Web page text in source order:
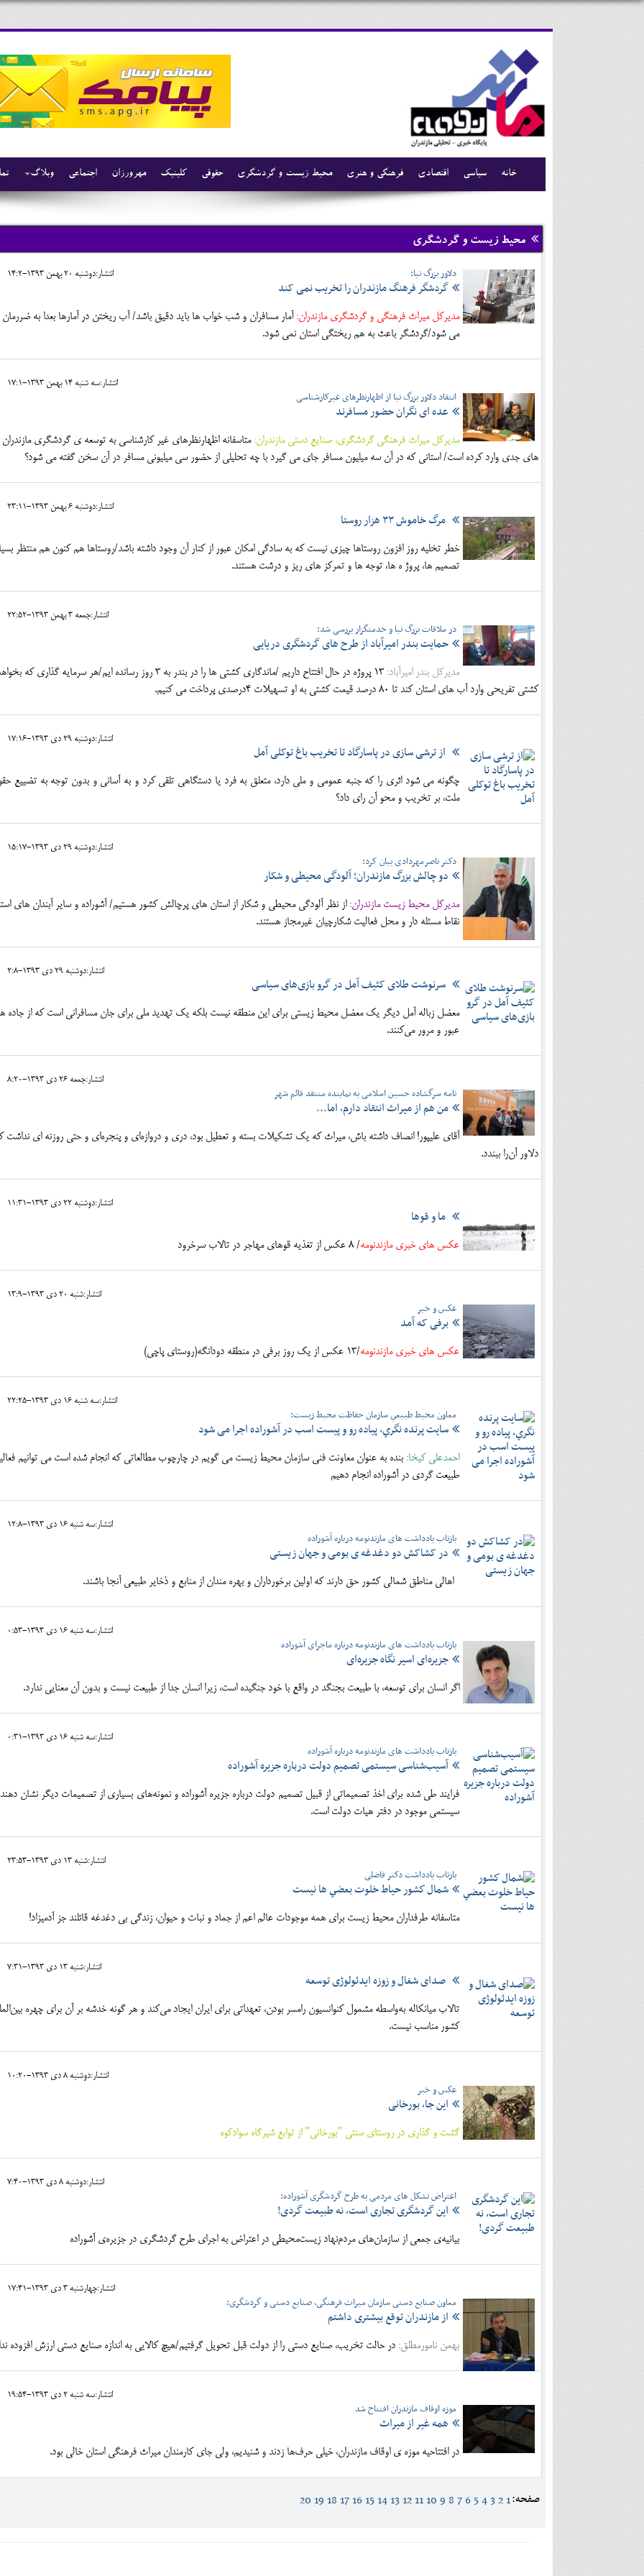
وبلاگ اجتماعی مهرورزان کلینیک حقوقی محیط زیست و گردشگری فرهنگی و هنری اقتصادی سیاسی خانه
محیط زیست و گردشگری
انتشار:دوشنبه 20 بهمن 1393-14:2 دلاور بزرگ نیا:
گردشگر فرهنگ مازندران را تخریب نمی کند
مدیرکل میراث فرهنگی و گردشگری مازندران: آمار مسافران و شب خواب ها باید دقیق باشد/ آب ریختن در آمارها بعدا به ضررمان
می شود/گردشگر باعث به هم ریختگی استان نمی شود.
انتشار:سه شنبه 14 بهمن 1393-17:1
انتقاد دلاور بزرگ نیا از اظهارنظرهای غیرکارشناسی
عده ای نگران حضور مسافرند
مدیرکل میراث فرهنگی گردشگری، صنایع دستی مازندران:متاسفانه اظهارنظرهای غیر کارشناسی به توسعه ی گردشگری
های جدی وارد کرده است/ استانی که در آن سه میلیون مسافر جای می گیرد با چه تحلیلی از حضور سی میلیونی مسافر در آن سخن گفته می شود؟
انتشار:دوشنبه 6 بهمن 1393-23:11
مرگ خاموش ۳۳ هزار روستا
خطر تخلیه روز افزون روستاها چیزی نیست که به سادگی امکان عبور از کنار آن وجود داشته باشد/روستاها هم کنون هم منتظر
تصمیم ها، پرو‌ژ ه ها، توجه ها و تمرکز های ریز و درشت هستند.
انتشار:جمعه 3 بهمن 1393-22:52
در ملاقات بزرگ نیا و خدمتگزار بررسی شد:
حمایت بندر امیرآباد از طرح های گردشگری دریایی
مدیرکل بندر امیرآباد:
13 پروژه در حال افتتاح داریم /ماندگاری کشتی ها را در بندر به 3 روز رسانده ایم/هر سرمایه گذاری که
کشتی تفریحی وارد آب های استان کند تا 80 درصد قیمت کشتی به او تسهیلات 4درصدی پرداخت می کنیم.
انتشار:دوشنبه 29 دی 1393-17:16
از ترشی سازی در پاسارگاد تا تخریب باغ توکلی آمل
چگونه می شود اثری را که جنبه عمومی و ملی دارد، متعلق به فرد یا دستگاهی تلقی کرد و به آسانی و بدون توجه به تضییع
ملت، بر تخریب و محو آن رای داد؟
انتشار:دوشنبه 29 دی 1393-15:17
دکتر ناصرمهردادی بیان کرد:
دو چالش بزرگ مازندران؛ آلودگی محیطی و شکار
مدیرکل محیط زیست مازندران: از نظر آلودگی محیطی و شکار از استان های پرچالش کشور هستیم/ آشوراده و سایر آبندان های
نقاط مسئله دار و محل فعالیت شکارچیان غیرمجاز هستند.
انتشار:دوشنبه 29 دی 1393-2:8
سرنوشت طلای کثیف آمل در گرو بازی‌های سیاسی
معضل زباله آمل دیگر یک معضل محیط زیستی برای این منطقه نیست بلکه یک تهدید ملی برای جان مسافرانی است که از جاده
عبور و مرور می‌کنند.
انتشار:جمعه 26 دی 1393-8:20
نامه سرگشاده حسین اسلامی به نماینده منتقد قائم شهر
من هم از میراث انتقاد دارم، اما...
آقای علیپور! انصاف داشته باش، میراث که یک تشکیلات بسته و تعطیل بود، دری و دروازه‌ای و پنجره‌ای و حتی روزنه ای نداشت
دلاور آن‌را ببندد.
انتشار:دوشنبه 22 دی 1393-11:31
ما و قوها
عکس های خبری مازندنومه/ 8 عکس از تغذیه قوهای مهاجر در تالاب سرخرود
انتشار:شنبه 20 دی 1393-13:9
عکس و خبر
برفی که آمد
عکس های خبری مازندنومه/13 عکس از یک روز برفی در منطقه دودانگه(روستای پاچی)
انتشار:سه شنبه 16 دی 1393-22:25
معاون محيط طبيعي سازمان حفاظت محيط زيست:
سايت پرنده نگري، پياده رو و پيست اسب در آشوراده اجرا می شود
احمدعلی کیخا: بنده به عنوان معاونت فني سازمان محیط زیست مي گويم در چارچوب مطالعاتي كه انجام شده است مي توانيم
طبيعت گردي در آشوراده انجام دهيم
انتشار:سه شنبه 16 دی 1393-12:8
بازتاب یادداشت های مازندنومه درباره آشوراده
در کشاکش دو دغدغه ی بومی و جهان زیستی
اهالی مناطق شمالی کشور حق دارند که اولین برخورداران و بهره مندان از منابع و ذخایر طبیعی آنجا باشند.
انتشار:سه شنبه 16 دی 1393-0:53
بازتاب یادداشت های مازندنومه درباره ماجرای آشوراده
جزیره‌ای اسیر نگاه جزیره‌ای
اگر انسان برای توسعه، با طبیعت بجنگد در واقع با خود جنگیده است، زیرا انسان جدا از طبیعت نیست و بدون آن معنایی ندارد.
انتشار:سه شنبه 16 دی 1393-0:31
بازتاب یادداشت های مازندنومه درباره آشوراده
آسیب‌شناسی سیستمی تصمیم دولت درباره جزیره آشوراده
فرایند طی شده برای اخذ تصمیماتی از قبیل تصمیم دولت درباره جزیره آشوراده و نمونه‌های بسیاری از تصمیمات دیگر نشان
سیستمی موجود در دفتر هیات دولت است.
انتشار:شنبه 13 دی 1393-23:53
بازتاب یادداشت دکتر فاضلی
شمال كشور حياط خلوت بعضي ها نيست
متاسفانه طرفداران محيط زيست براي همه موجودات عالم اعم از جماد و نبات و حيوان، زندگي بي دغدغه قائلند جز آدميزاد!
انتشار:شنبه 13 دی 1393-7:31
صدای شغال و زوزه ایدئولوژی توسعه
تالاب میانکاله به‌واسطه مشمول کنوانسیون رامسر بودن، تعهداتی برای ایران ایجاد می‌کند و هر گونه خدشه بر آن برای چهره‌
کشور مناسب نیست.
انتشار:دوشنبه 8 دی 1393-10:20
عکس و خبر
این جا، بورخانی
گشت و گذاری در روستای سنتی "بورخانی" از توابع شیرگاه سوادکوه
انتشار:دوشنبه 8 دی 1393-7:40
اعتراض تشکل های مردمی به طرح گردشگری آشوراده:
این گردشگری تجاری است، نه طبیعت گردی!
بیانیه‌ی جمعی از سازمان‌های مردم‌نهاد زیست‌محیطی در اعتراض به اجرای طرح گردشگری در جزیره‌ی آشوراده
انتشار:چهارشنبه 3 دی 1393-17:41
معاون صنایع دستی سازمان میراث فرهنگی، صنایع دستی و گردشگری:
از مازندران توقع بیشتری داشتم
بهمن نامورمطلق: در حالت تخریب، صنایع دستی را از دولت قبل تحویل گرفتیم/هیچ کالایی به اندازه صنایع دستی ارزش افزوده
انتشار:سه شنبه 2 دی 1393-19:54
موزه اوقاف مازندران افتتاح شد
همه غیر از میراث
در افتتاحیه موزه ی اوقاف مازندران، خیلی حرف‌ها زدند و شنیدیم، ولی جای کارمندان میراث فرهنگی استان خالی بود.
صفحه:1
2
3
4
5
6
7
8
9
10
11
12
13
14
15
16
17
18
19
20